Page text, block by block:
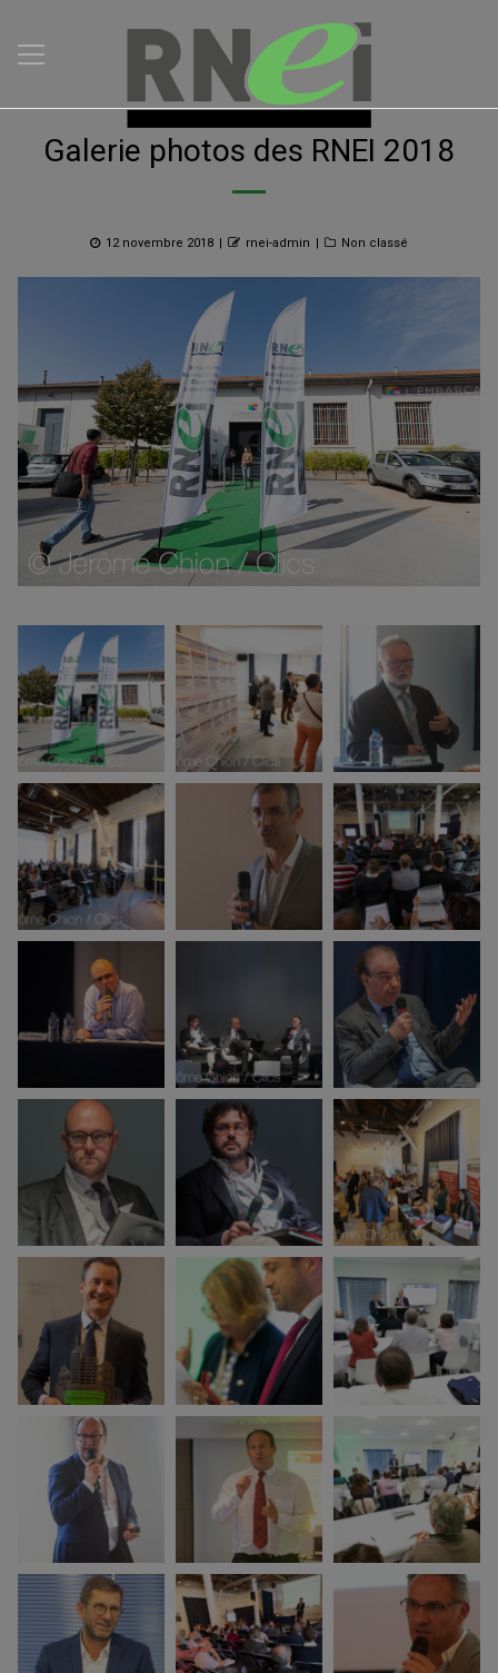
Galerie photos des RNEI 2018
Posted
12 novembre 2018 Author
rnei-admin Categories
Non classé